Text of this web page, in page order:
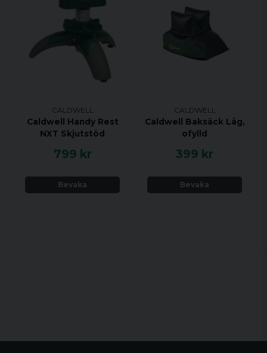
CALDWELL
Caldwell Handy Rest
NXT Skjutstöd
799 kr
Bevaka
CALDWELL
Caldwell Baksäck Låg,
ofylld
399 kr
Bevaka